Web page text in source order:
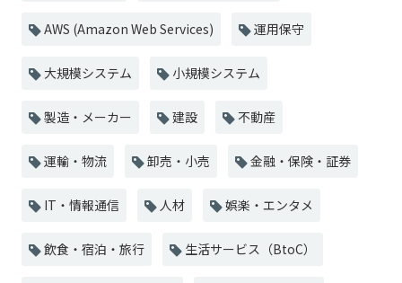
AWS (Amazon Web Services) 運用保守
大規模システム 小規模システム
製造・メーカー 建設 不動産
運輸・物流 卸売・小売 金融・保険・証券
IT・情報通信 人材 娯楽・エンタメ
飲食・宿泊・旅行 生活サービス（BtoC）